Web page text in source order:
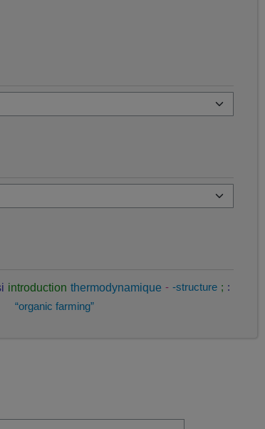
introduction thermodynamique - -structure ; :
“organic farming”